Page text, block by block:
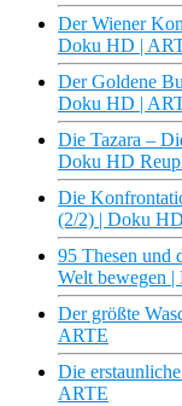
Der Wiener
Doku HD |
Der Goldene
Doku HD |
Die Tazara –
Doku HD
Die
(2/2) | Doku
95 Thesen und
Welt bewegen
Der größte
ARTE
Die
ARTE